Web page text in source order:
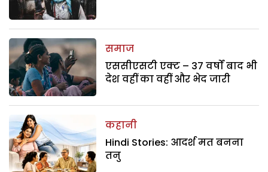
समाज
एससीएसटी एक्ट – 37 वर्षों बाद भी
देश वहीं का वहीं और भेद जारी
कहानी
Hindi Stories: आदर्श मत बनना
तनु